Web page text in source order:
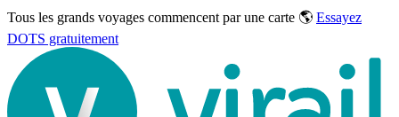
Tous les grands voyages commencent par une carte 🌎 Essayez
DOTS gratuitement